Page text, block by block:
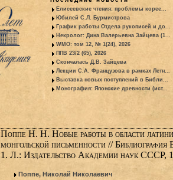
Елисеевские чтения: проблемы корее...
Юбилей С.Л. Бурмистрова
График работы Отдела рукописей и до...
Некролог: Дина Валерьевна Зайцева (1...
WMO: том 12, № 1(24), 2026
ППВ 23/2 (65), 2026
Скончалась Д.В. Зайцева
Лекции С.А. Французова в рамках Летн...
Выставка новых поступлений в Библи...
Монография: Японские древности (ист...
Поппе Н. Н. Новые работы в области
монгольской письменности //
1. Л.: Издательство Академии наук
Поппе, Николай Николаевич